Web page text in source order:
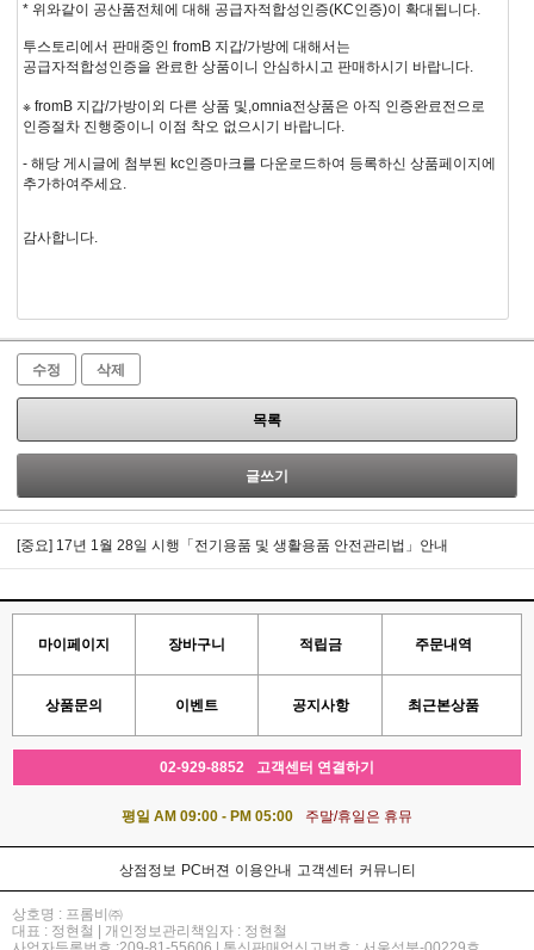
* 위와같이 공산품전체에 대해 공급자적합성인증(KC인증)이 확대됩니다.
투스토리에서 판매중인 fromB 지갑/가방에 대해서는
공급자적합성인증을 완료한 상품이니 안심하시고 판매하시기 바랍니다.
※ fromB 지갑/가방이외 다른 상품 및,omnia전상품은 아직 인증완료전으로
인증절차 진행중이니 이점 착오 없으시기 바랍니다.
- 해당 게시글에 첨부된 kc인증마크를 다운로드하여 등록하신 상품페이지에
추가하여주세요.
감사합니다.
수정 삭제
목록
글쓰기
[중요] 17년 1월 28일 시행「전기용품 및 생활용품 안전관리법」안내
마이페이지 장바구니 적립금 주문내역
상품문의 이벤트 공지사항 최근본상품
02-929-8852 고객센터 연결하기
평일 AM 09:00 - PM 05:00 주말/휴일은 휴뮤
상점정보 PC버젼 이용안내 고객센터 커뮤니티
상호명 : 프롬비㈜
대표 : 정현철 | 개인정보관리책임자 : 정현철